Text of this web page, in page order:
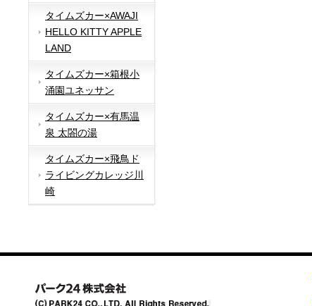
タイムズカー×AWAJI
HELLO KITTY APPLE
LAND
タイムズカー×箱根小
涌園ユネッサン
タイムズカー×有馬温
泉 太閤の湯
タイムズカー×飛鳥ド
ライビングカレッジ川
崎